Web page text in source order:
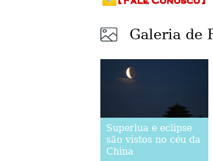
Galeria de
Superlua e eclipse
são vistos no céu da
China